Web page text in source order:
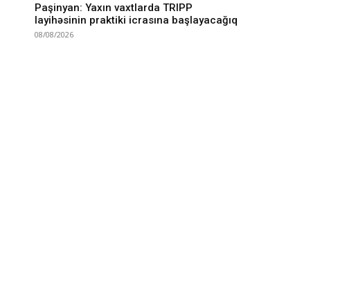
Paşinyan: Yaxın vaxtlarda TRIPP
layihəsinin praktiki icrasına başlayacağıq
08/08/2026